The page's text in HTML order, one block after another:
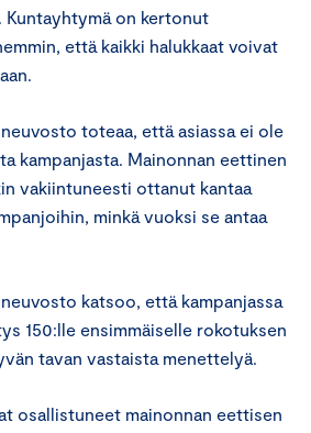
Kuntayhtymä on kertonut
että kaikki halukkaat voivat
toteaa, että asiassa ei ole
kampanjasta. Mainonnan eettinen
vakiintuneesti ottanut kantaa
minkä vuoksi se antaa
katsoo, että kampanjassa
150:lle ensimmäiselle rokotuksen
tavan vastaista menettelyä.
osallistuneet mainonnan eettisen